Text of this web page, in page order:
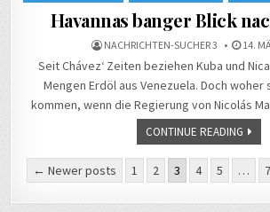
Havannas banger Blick
NACHRICHTEN-SUCHER 3 14.
Seit Chávez‘ Zeiten beziehen Kuba und
Mengen Erdöl aus Venezuela. Doch
kommen, wenn die Regierung von Nicolás
CONTINUE READING
Seitennummerierung
der
← Newer posts 1 2 3 4 5 … 7